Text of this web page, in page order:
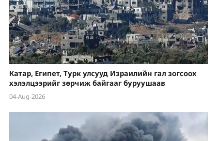
Катар, Египет, Турк улсууд Израилийн гал зогсоох
хэлэлцээрийг зөрчиж байгааг буруушаав
04-Aug-2026